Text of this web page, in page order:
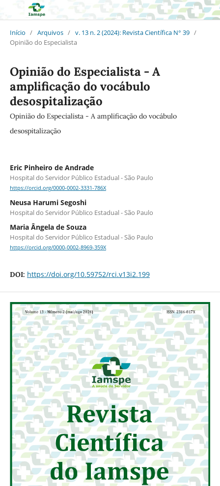
Início / Arquivos / v. 13 n. 2 (2024): Revista Científica N° 39 /
Opinião do Especialista
Opinião do Especialista - A
amplificação do vocábulo
desospitalização
Opinião do Especialista - A amplificação do vocábulo
desospitalização
Eric Pinheiro de Andrade
Hospital do Servidor Público Estadual - São Paulo
https://orcid.org/0000-0002-3331-786X
Neusa Harumi Segoshi
Hospital do Servidor Público Estadual - São Paulo
Maria Ângela de Souza
Hospital do Servidor Público Estadual - São Paulo
https://orcid.org/0000-0002-8969-359X
DOI: https://doi.org/10.59752/rci.v13i2.199